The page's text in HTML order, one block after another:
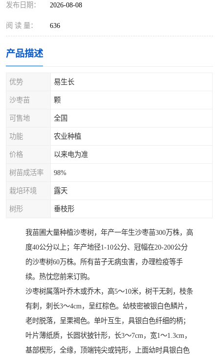
发布日期： 2026-08-08
阅 读 量： 636
产品描述
优势 易生长
沙枣苗 颗
可售地 全国
功能 农业种植
价格 以来电为准
树苗成活率 98%
栽培环境 露天
树形 垂枝形
我苗圃大量种植沙枣树，年产一年生沙枣苗300万株，高
度40公分以上；年产地径1-10公分、冠幅在20-200公分
的沙枣树60万株。所有苗子无病虫害，办理检疫等手
续。热忱您前来订购。
沙枣树属落叶乔木或乔木，高5～10米，树干无刺，枝条
有刺，刺长3～4cm，呈红棕色。幼枝密被银白色鳞片，
老时脱落，呈栗褐色。单叶互生，具银白色纤细的柄；
叶片薄纸质，长圆状披针形，长3～7cm，宽1～1.3cm，
基部楔形，全缘，顶端钝尖或钝形，上面幼时具银白色